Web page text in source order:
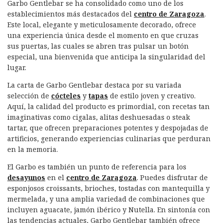
Garbo Gentlebar se ha consolidado como uno de los
establecimientos más destacados del centro de Zaragoza.
Este local, elegante y meticulosamente decorado, ofrece
una experiencia única desde el momento en que cruzas
sus puertas, las cuales se abren tras pulsar un botón
especial, una bienvenida que anticipa la singularidad del
lugar.
La carta de Garbo Gentlebar destaca por su variada
selección de cócteles y tapas de estilo joven y creativo.
Aquí, la calidad del producto es primordial, con recetas tan
imaginativas como cigalas, alitas deshuesadas o steak
tartar, que ofrecen preparaciones potentes y despojadas de
artificios, generando experiencias culinarias que perduran
en la memoria.
El Garbo es también un punto de referencia para los
desayunos en el centro de Zaragoza. Puedes disfrutar de
esponjosos croissants, brioches, tostadas con mantequilla y
mermelada, y una amplia variedad de combinaciones que
incluyen aguacate, jamón ibérico y Nutella. En sintonía con
las tendencias actuales, Garbo Gentlebar también ofrece